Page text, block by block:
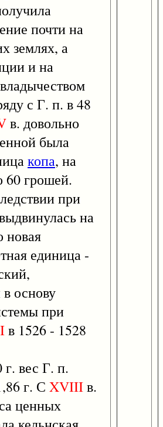
почти на
землях, а
и на
с Г. п. в 48
в. довольно
была
копа, на
60 грошей.
при
на
новая
единица -
основу
при
Iв 1526 - 1528
вес Г. п.
г. С XVIIIв.
ценных